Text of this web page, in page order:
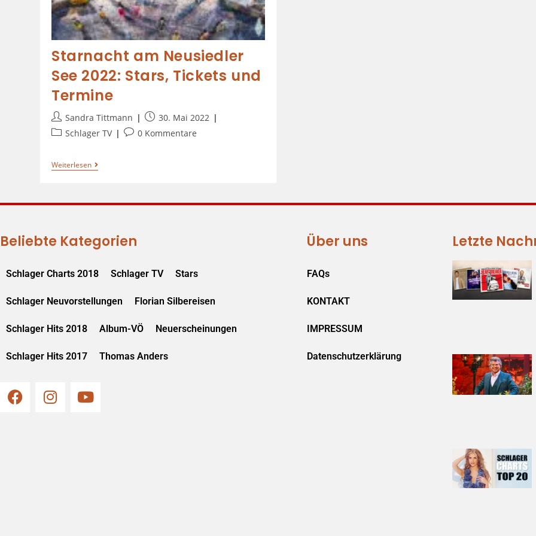
Starnacht am Neusiedler
See 2022: Stars, Tickets und
Termine
Sandra Tittmann
30. Mai 2022
Schlager TV
0 Kommentare
Weiterlesen
Beliebte Kategorien
Schlager Charts 2018 Schlager TV Stars
Schlager Neuvorstellungen Florian Silbereisen
Schlager Hits 2018 Album-VÖ Neuerscheinungen
Schlager Hits 2017 Thomas Anders
Über uns
FAQs
KONTAKT
IMPRESSUM
Datenschutzerklärung
Letzte